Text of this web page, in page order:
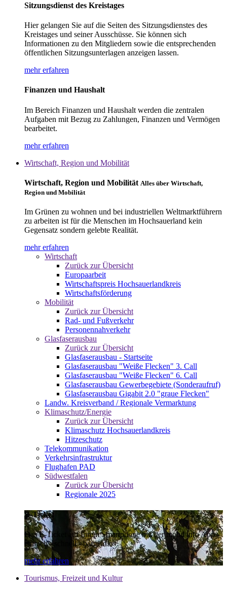
Sitzungsdienst des Kreistages
Hier gelangen Sie auf die Seiten des Sitzungsdienstes des
Kreistages und seiner Ausschüsse. Sie können sich
Informationen zu den Mitgliedern sowie die entsprechenden
öffentlichen Sitzungsunterlagen anzeigen lassen.
mehr erfahren
Finanzen und Haushalt
Im Bereich Finanzen und Haushalt werden die zentralen
Aufgaben mit Bezug zu Zahlungen, Finanzen und Vermögen
bearbeitet.
mehr erfahren
Wirtschaft, Region und Mobilität
Wirtschaft, Region und Mobilität Alles über Wirtschaft,
Region und Mobilität
Im Grünen zu wohnen und bei industriellen Weltmarktführern
zu arbeiten ist für die Menschen im Hochsauerland kein
Gegensatz sondern gelebte Realität.
mehr erfahren
Wirtschaft
Zurück zur Übersicht
Europaarbeit
Wirtschaftspreis Hochsauerlandkreis
Wirtschaftsförderung
Mobilität
Zurück zur Übersicht
Rad- und Fußverkehr
Personennahverkehr
Glasfaserausbau
Zurück zur Übersicht
Glasfaserausbau - Startseite
Glasfaserausbau "Weiße Flecken" 3. Call
Glasfaserausbau "Weiße Flecken" 6. Call
Glasfaserausbau Gewerbegebiete (Sonderaufruf)
Glasfaserausbau Gigabit 2.0 "graue Flecken"
Landw. Kreisverband / Regionale Vermarktung
Klimaschutz/Energie
Zurück zur Übersicht
Klimaschutz Hochsauerlandkreis
Hitzeschutz
Telekommunikation
Verkehrsinfrastruktur
Flughafen PAD
Südwestfalen
Zurück zur Übersicht
Regionale 2025
E-Ticket
Das E-Ticket auf Ihrem Smartphone mit der mobil info App -
einfach - schnell - bargeldlos
mehr erfahren
Tourismus, Freizeit und Kultur